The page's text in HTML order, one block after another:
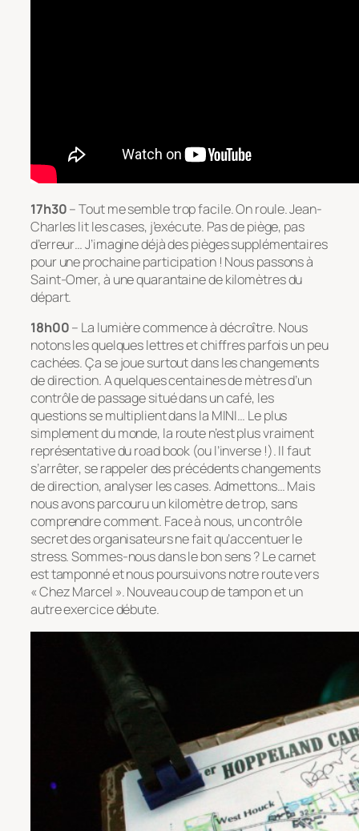
17h30– Tout me semble trop facile. On roule. Jean-
Charles lit les cases, j’exécute. Pas de piège, pas
d’erreur… J’imagine déjà des pièges supplémentaires
pour une prochaine participation ! Nous passons à
Saint-Omer, à une quarantaine de kilomètres du
départ.
18h00– La lumière commence à décroître. Nous
notons les quelques lettres et chiffres parfois un peu
cachées. Ça se joue surtout dans les changements
de direction. A quelques centaines de mètres d’un
contrôle de passage situé dans un café, les
questions se multiplient dans la MINI… Le plus
simplement du monde, la route n’est plus vraiment
représentative du road book (ou l’inverse !). Il faut
s’arrêter, se rappeler des précédents changements
de direction, analyser les cases. Admettons… Mais
nous avons parcouru un kilomètre de trop, sans
comprendre comment. Face à nous, un contrôle
secret des organisateurs ne fait qu’accentuer le
stress. Sommes-nous dans le bon sens ? Le carnet
est tamponné et nous poursuivons notre route vers
« Chez Marcel ». Nouveau coup de tampon et un
autre exercice débute.